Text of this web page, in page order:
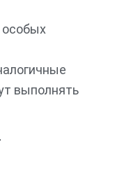
особых
выполнять